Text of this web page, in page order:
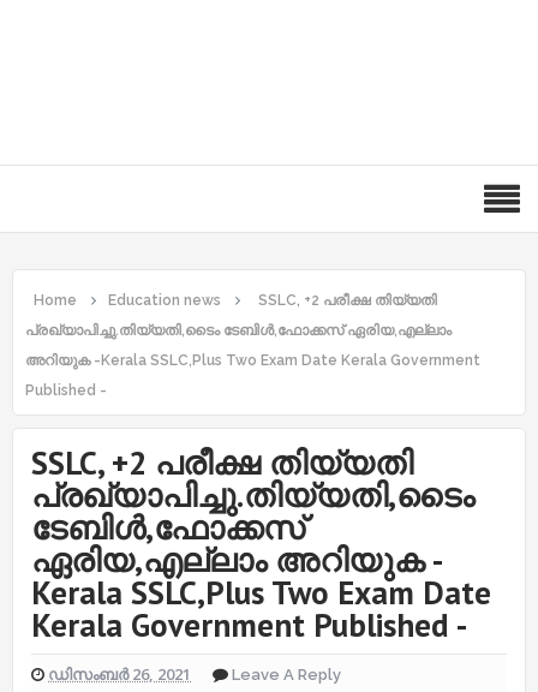
Home Education news
SSLC, +2 പരീക്ഷ തിയ്യതി
പ്രഖ്യാപിച്ചു.തിയ്യതി,ടൈം ടേബിൾ,ഫോക്കസ് ഏരിയ,എല്ലാം
അറിയുക -Kerala SSLC,Plus Two Exam Date Kerala Government
Published -
SSLC, +2 പരീക്ഷ തിയ്യതി
പ്രഖ്യാപിച്ചു.തിയ്യതി,ടൈം
ടേബിൾ,ഫോക്കസ്
ഏരിയ,എല്ലാം അറിയുക -
Kerala SSLC,Plus Two Exam Date
Kerala Government Published -
ഡിസംബർ 26, 2021 Leave A Reply